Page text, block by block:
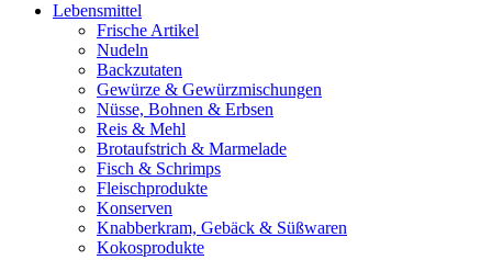
Lebensmittel
Frische Artikel
Nudeln
Backzutaten
Gewürze & Gewürzmischungen
Nüsse, Bohnen & Erbsen
Reis & Mehl
Brotaufstrich & Marmelade
Fisch & Schrimps
Fleischprodukte
Konserven
Knabberkram, Gebäck & Süßwaren
Kokosprodukte